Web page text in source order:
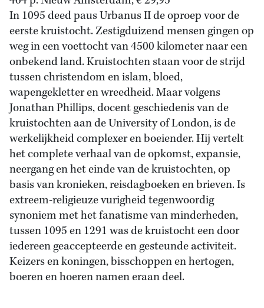
In 1095 deed paus Urbanus II de oproep voor de
eerste kruistocht. Zestigduizend mensen gingen op
weg in een voettocht van 4500 kilometer naar een
onbekend land. Kruistochten staan voor de strijd
tussen christendom en islam, bloed,
wapengekletter en wreedheid. Maar volgens
Jonathan Phillips, docent geschiedenis van de
kruistochten aan de University of London, is de
werkelijkheid complexer en boeiender. Hij vertelt
het complete verhaal van de opkomst, expansie,
neergang en het einde van de kruistochten, op
basis van kronieken, reisdagboeken en brieven. Is
extreem-religieuze vurigheid tegenwoordig
synoniem met het fanatisme van minderheden,
tussen 1095 en 1291 was de kruistocht een door
iedereen geaccepteerde en gesteunde activiteit.
Keizers en koningen, bisschoppen en hertogen,
boeren en hoeren namen eraan deel.